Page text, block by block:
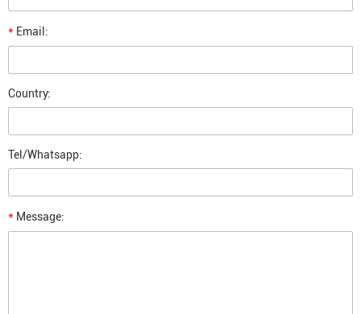
* Email:
Country:
Tel/Whatsapp:
* Message: